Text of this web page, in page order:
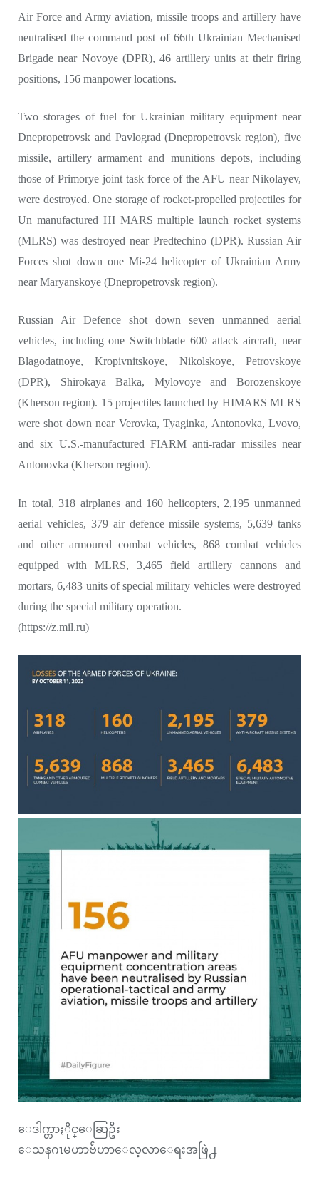
Air Force and Army aviation, missile troops and artillery have
neutralised the command post of 66th Ukrainian Mechanised
Brigade near Novoye (DPR), 46 artillery units at their firing
positions, 156 manpower locations.
Two storages of fuel for Ukrainian military equipment near
Dnepropetrovsk and Pavlograd (Dnepropetrovsk region), five
missile, artillery armament and munitions depots, including
those of Primorye joint task force of the AFU near Nikolayev,
were destroyed. One storage of rocket-propelled projectiles for
Un manufactured HI MARS multiple launch rocket systems
(MLRS) was destroyed near Predtechino (DPR). Russian Air
Forces shot down one Mi-24 helicopter of Ukrainian Army
near Maryanskoye (Dnepropetrovsk region).
Russian Air Defence shot down seven unmanned aerial
vehicles, including one Switchblade 600 attack aircraft, near
Blagodatnoye, Kropivnitskoye, Nikolskoye, Petrovskoye
(DPR), Shirokaya Balka, Mylovoye and Borozenskoye
(Kherson region). 15 projectiles launched by HIMARS MLRS
were shot down near Verovka, Tyaginka, Antonovka, Lvovo,
and six U.S.-manufactured FIARM anti-radar missiles near
Antonovka (Kherson region).
In total, 318 airplanes and 160 helicopters, 2,195 unmanned
aerial vehicles, 379 air defence missile systems, 5,639 tanks
and other armoured combat vehicles, 868 combat vehicles
equipped with MLRS, 3,465 field artillery cannons and
mortars, 6,483 units of special military vehicles were destroyed
during the special military operation.
(https://z.mil.ru)
ေဒါက္တာႏိုင္ေဆြဦး
ေသနဂၤမဟာဗ်ဴဟာေလ့လာေရးအဖြဲ႕